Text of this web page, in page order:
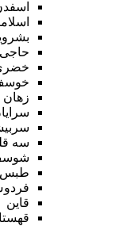
حاجی
زهان
سه
طبس
قاین